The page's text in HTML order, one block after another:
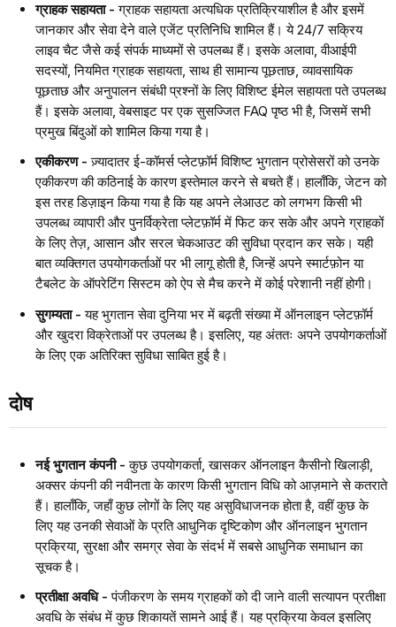
ग्राहक सहायता - ग्राहक सहायता अत्यधिक प्रतिक्रियाशील है और इसमें
जानकार और सेवा देने वाले एजेंट प्रतिनिधि शामिल हैं। ये 24/7 सक्रिय
लाइव चैट जैसे कई संपर्क माध्यमों से उपलब्ध हैं। इसके अलावा, वीआईपी
सदस्यों, नियमित ग्राहक सहायता, साथ ही सामान्य पूछताछ, व्यावसायिक
पूछताछ और अनुपालन संबंधी प्रश्नों के लिए विशिष्ट ईमेल सहायता पते उपलब्ध
हैं। इसके अलावा, वेबसाइट पर एक सुसज्जित FAQ पृष्ठ भी है, जिसमें सभी
प्रमुख बिंदुओं को शामिल किया गया है।
एकीकरण - ज़्यादातर ई-कॉमर्स प्लेटफ़ॉर्म विशिष्ट भुगतान प्रोसेसरों को उनके
एकीकरण की कठिनाई के कारण इस्तेमाल करने से बचते हैं। हालाँकि, जेटन को
इस तरह डिज़ाइन किया गया है कि यह अपने लेआउट को लगभग किसी भी
उपलब्ध व्यापारी और पुनर्विक्रेता प्लेटफ़ॉर्म में फिट कर सके और अपने ग्राहकों
के लिए तेज़, आसान और सरल चेकआउट की सुविधा प्रदान कर सके। यही
बात व्यक्तिगत उपयोगकर्ताओं पर भी लागू होती है, जिन्हें अपने स्मार्टफ़ोन या
टैबलेट के ऑपरेटिंग सिस्टम को ऐप से मैच करने में कोई परेशानी नहीं होगी।
सुगम्यता - यह भुगतान सेवा दुनिया भर में बढ़ती संख्या में ऑनलाइन प्लेटफ़ॉर्म
और खुदरा विक्रेताओं पर उपलब्ध है। इसलिए, यह अंततः अपने उपयोगकर्ताओं
के लिए एक अतिरिक्त सुविधा साबित हुई है।
दोष
नई भुगतान कंपनी - कुछ उपयोगकर्ता, खासकर ऑनलाइन कैसीनो खिलाड़ी,
अक्सर कंपनी की नवीनता के कारण किसी भुगतान विधि को आज़माने से कतराते
हैं। हालाँकि, जहाँ कुछ लोगों के लिए यह असुविधाजनक होता है, वहीं कुछ के
लिए यह उनकी सेवाओं के प्रति आधुनिक दृष्टिकोण और ऑनलाइन भुगतान
प्रक्रिया, सुरक्षा और समग्र सेवा के संदर्भ में सबसे आधुनिक समाधान का
सूचक है।
प्रतीक्षा अवधि - पंजीकरण के समय ग्राहकों को दी जाने वाली सत्यापन प्रतीक्षा
अवधि के संबंध में कुछ शिकायतें सामने आई हैं। यह प्रक्रिया केवल इसलिए